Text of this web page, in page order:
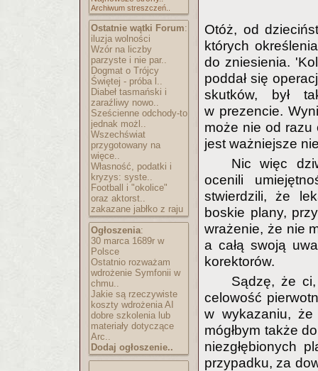
Archiwum streszczeń..
Ostatnie wątki Forum:
iluzja wolności
Wzór na liczby
parzyste i nie par..
Dogmat o Trójcy
Świętej - próba l..
Diabeł tasmański i
zaraźliwy nowo..
Sześcienne odchody-to
jednak możl..
Wszechświat
przygotowany na
więce..
Własność, podatki i
kryzys: syste..
Football i "okolice"
oraz aktorst..
zakazane jabłko z raju
Ogłoszenia:
30 marca 1689r w
Polsce
Ostatnio rozważam
wdrożenie Symfonii w
chmu..
Jakie są rzeczywiste
koszty wdrożenia AI
dobre szkolenia lub
materiały dotyczące
Arc..
Dodaj ogłoszenie..
Otóż, od
których
do zniesienia.
poddał się
skutków, był
w prezencie.
może nie od razu
jest ważniejsze
Nic więc
ocenili
stwierdzili, że
boskie plany,
wrażenie, że nie
a całą swoją
korektorów.
Sądzę, że
celowość
w wykazaniu,
mógłbym także
niezgłębionych
przypadku, za